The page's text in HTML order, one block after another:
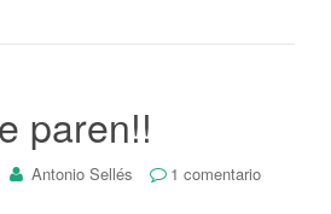
paren!!
Antonio Sellés
1 comentario